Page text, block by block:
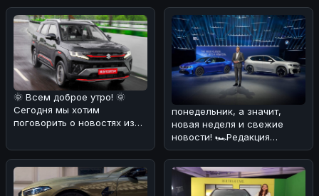
хотим поговорит
🌞 Всем доброе утро! 🌞
Сегодня мы хотим
поговорить о новостях из
июле 2026 го
понедельник, а значит,
новая неделя и свежие
новости! 🏎Редакция
разобралась в информации
о планах B